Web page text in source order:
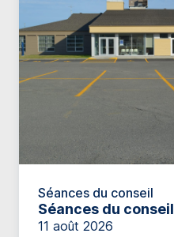
Séances du conseil
Séances du conseil
11 août 2026